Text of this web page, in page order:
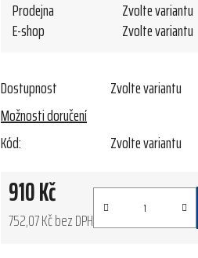
Prodejna
Zvolte variantu
E-shop
Zvolte variantu
Dostupnost
Zvolte variantu
Možnosti doručení
Kód:
Zvolte variantu
910 Kč
752,07 Kč bez DPH